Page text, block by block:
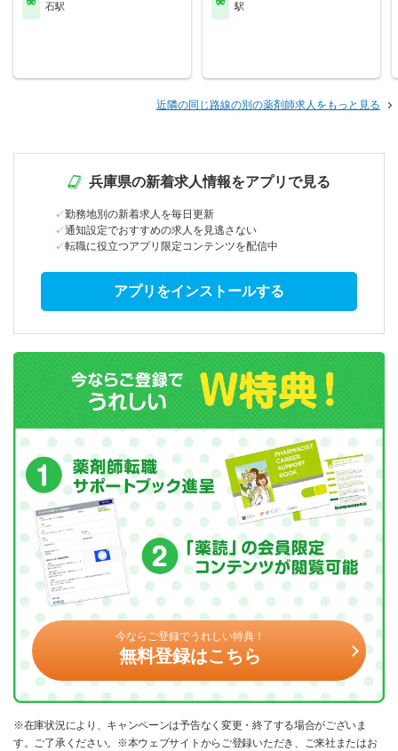
石駅
駅
近隣の同じ路線の別の薬剤師求人をもっと見る
兵庫県の新着求人情報をアプリで見る
勤務地別の新着求人を毎日更新
通知設定でおすすめの求人を見逃さない
転職に役立つアプリ限定コンテンツを配信中
アプリをインストールする
今ならご登録でうれしい特典！
無料登録はこちら
※在庫状況により、キャンペーンは予告なく変更・終了する場合がございま
す。ご了承ください。※本ウェブサイトからご登録いただき、ご来社またはお